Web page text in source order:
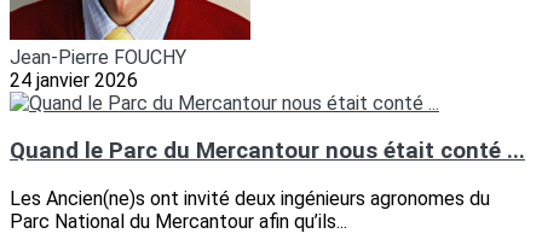
Jean-Pierre FOUCHY
24 janvier 2026
Quand le Parc du Mercantour nous était conté ...
Les Ancien(ne)s ont invité deux ingénieurs agronomes du
Parc National du Mercantour afin qu’ils...